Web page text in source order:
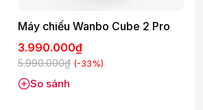
Máy chiếu Wanbo Cube 2 Pro
3.990.000₫
5.990.000₫ (-33%)
So sánh